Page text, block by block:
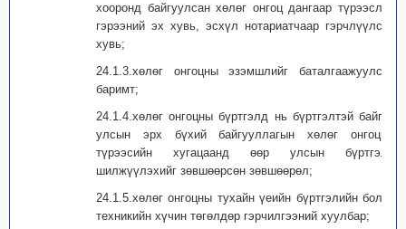
хооронд байгуулсан хөлөг онгоц дангаар түрээслэх
гэрээний эх хувь, эсхүл нотариатчаар гэрчлүүлсэн
хувь;
24.1.3.хөлөг онгоцны эзэмшлийг баталгаажуулсан
баримт;
24.1.4.хөлөг онгоцны бүртгэлд нь бүртгэлтэй байгаа
улсын эрх бүхий байгууллагын хөлөг онгоцны
түрээсийн хугацаанд өөр улсын бүртгэлд
шилжүүлэхийг зөвшөөрсөн зөвшөөрөл;
24.1.5.хөлөг онгоцны тухайн үеийн бүртгэлийн болон
техникийн хүчин төгөлдөр гэрчилгээний хуулбар;